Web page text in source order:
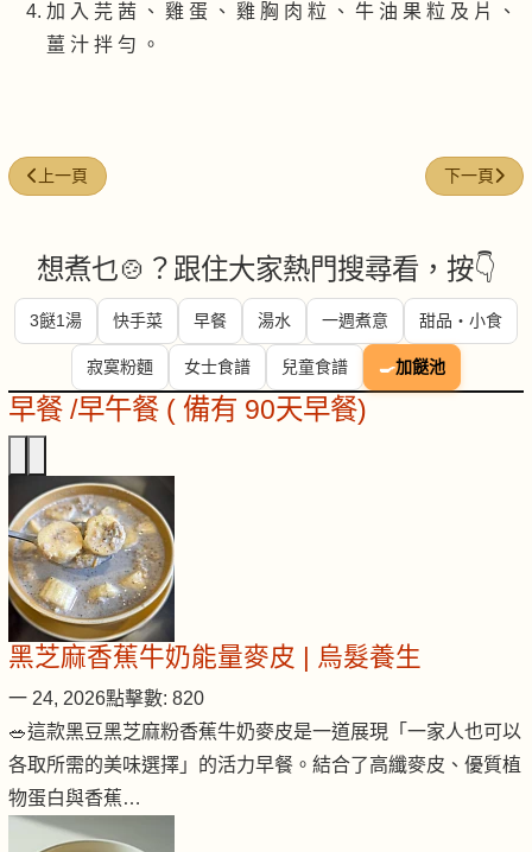
加 入 芫 茜 、 雞 蛋 、 雞 胸 肉 粒 、 牛 油 果 粒 及 片 、
薑 汁 拌 勻 。
上一篇文章: 蝦醬炒蕹菜
上一頁 下一篇文章
下一頁
想煮乜🍲？跟住大家熱門搜尋看，按👇
3餸1湯 快手菜 早餐 湯水 一週煮意 甜品・小食
寂寞粉麵 女士食譜 兒童食譜 🍳加餸池
早餐 /早午餐 ( 備有 90天早餐)
黑芝麻香蕉牛奶能量麥皮 | 烏髮養生
一 24, 2026點擊數: 820
🥗這款黑豆黑芝麻粉香蕉牛奶麥皮是一道展現「一家人也可以
各取所需的美味選擇」的活力早餐。結合了高纖麥皮、優質植
物蛋白與香蕉…